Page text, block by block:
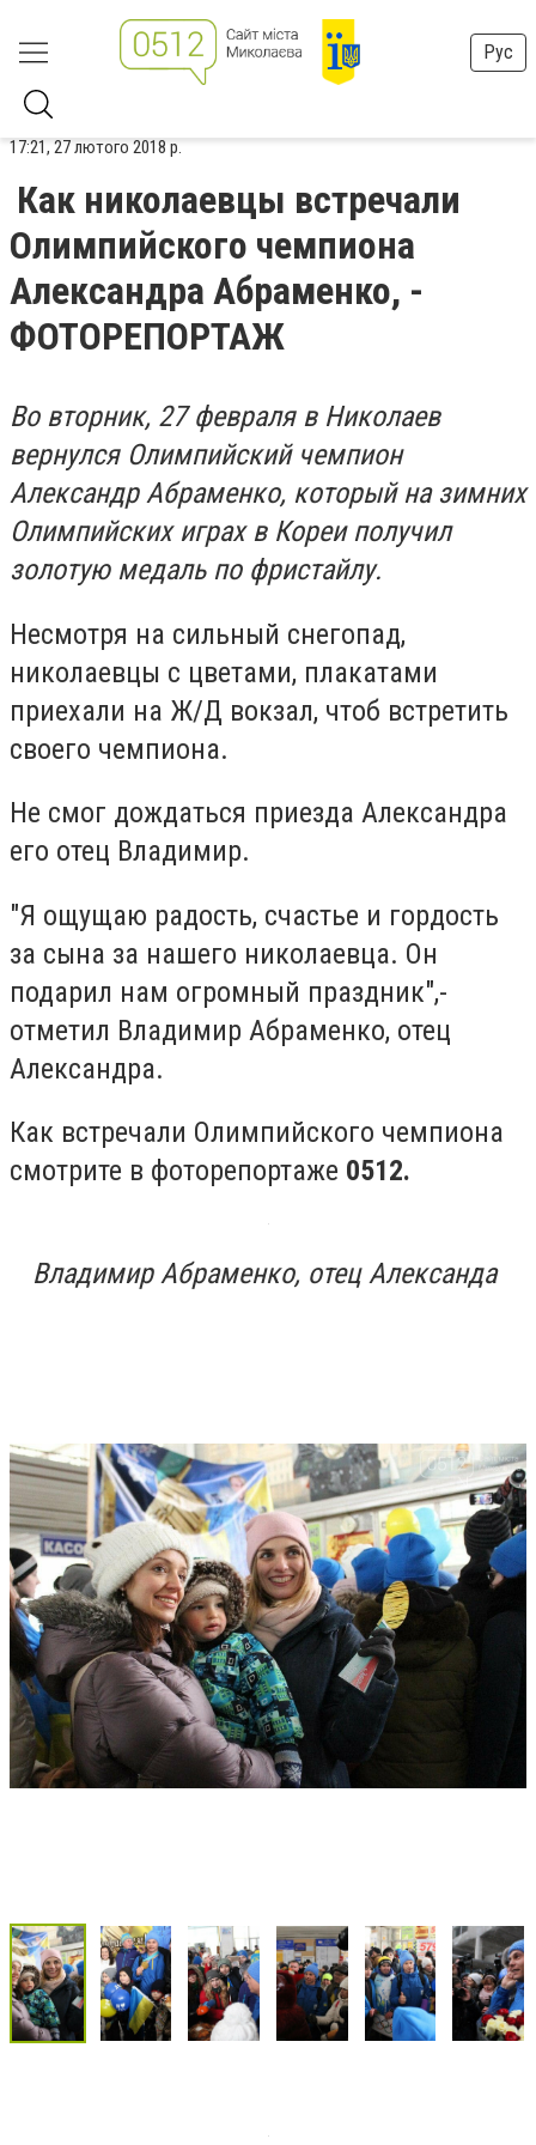
Рус
17:21, 27 лютого 2018 р.
Как николаевцы встречали
Олимпийского чемпиона
Александра Абраменко, -
ФОТОРЕПОРТАЖ
Во вторник, 27 февраля в Николаев
вернулся Олимпийский чемпион
Александр Абраменко, который на зимних
Олимпийских играх в Кореи получил
золотую медаль по фристайлу.
Несмотря на сильный снегопад,
николаевцы с цветами, плакатами
приехали на Ж/Д вокзал, чтоб встретить
своего чемпиона.
Не смог дождаться приезда Александра
его отец Владимир.
"Я ощущаю радость, счастье и гордость
за сына за нашего николаевца. Он
подарил нам огромный праздник",-
отметил Владимир Абраменко, отец
Александра.
Как встречали Олимпийского чемпиона
смотрите в фоторепортаже 0512.
Владимир Абраменко, отец Александа